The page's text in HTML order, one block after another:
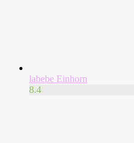
labebe Einhorn
8.4